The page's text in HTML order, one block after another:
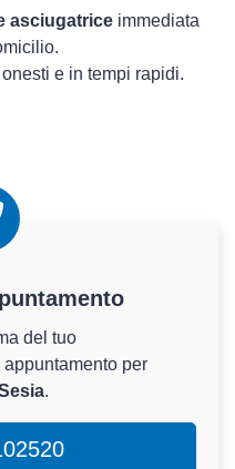
asciugatrice immediata
e in tempi rapidi.
del tuo
per
.